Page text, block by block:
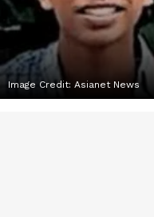
Image Credit: Asianet News